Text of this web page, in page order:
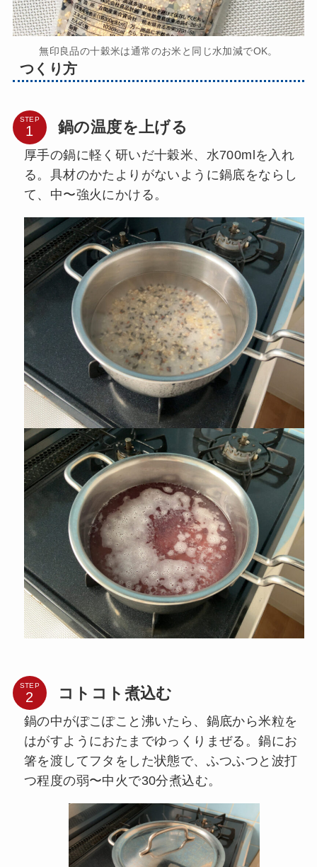
無印良品の十穀米は通常のお米と同じ水加減でOK。
つくり方
STEP 鍋の温度を上げる
厚手の鍋に軽く研いだ十穀米、水700mlを入れ
る。具材のかたよりがないように鍋底をならし
て、中〜強火にかける。
STEP コトコト煮込む
鍋の中がぽこぽこと沸いたら、鍋底から米粒を
はがすようにおたまでゆっくりまぜる。鍋にお
箸を渡してフタをした状態で、ふつふつと波打
つ程度の弱〜中火で30分煮込む。